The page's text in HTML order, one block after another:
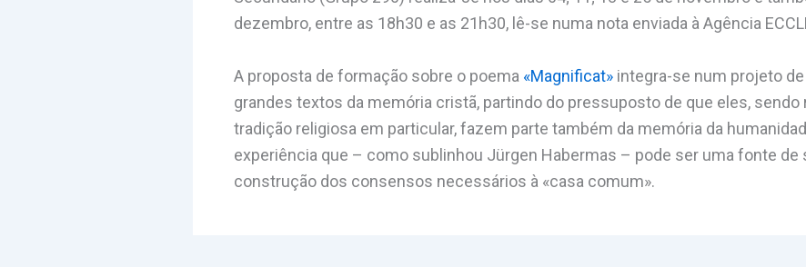
dezembro, entre as 18h30 e as 21h30, lê-se numa nota enviada à Agência
A proposta de formação sobre o poema «Magnificat» integra-se num projeto
grandes textos da memória cristã, partindo do pressuposto de que eles, sendo
tradição religiosa em particular, fazem parte também da memória da
experiência que – como sublinhou Jürgen Habermas – pode ser uma fonte de
construção dos consensos necessários à «casa comum».